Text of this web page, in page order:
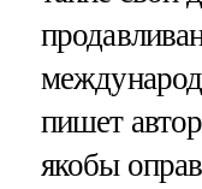
пишет
якобы